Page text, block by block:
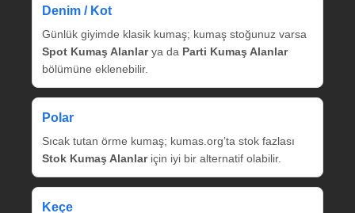
Denim / Kot
Günlük giyimde klasik kumaş; kumaş stoğunuz varsa
Spot Kumaş Alanlarya da Parti Kumaş Alanlar
bölümüne eklenebilir.
Polar
Sıcak tutan örme kumaş; kumas.org’ta stok fazlası
Stok Kumaş Alanlariçin iyi bir alternatif olabilir.
Keçe